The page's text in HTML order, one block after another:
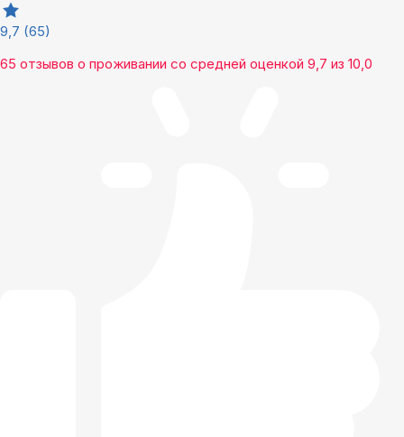
9,7 (65)
65 отзывов о проживании со средней оценкой 9,7 из 10,0